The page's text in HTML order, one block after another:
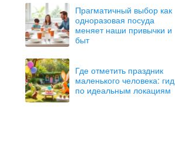
Прагматичный выбор как
одноразовая посуда
меняет наши привычки и
быт
Где отметить праздник
маленького человека: гид
по идеальным локациям